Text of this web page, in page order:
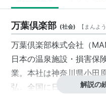
万葉倶楽部 (社会) 【 まんよ
万葉倶楽部株式会社（
日本の温泉施設・損害保
業。本社は神奈川県小田
弘。全国に日帰り・宿泊
解説の